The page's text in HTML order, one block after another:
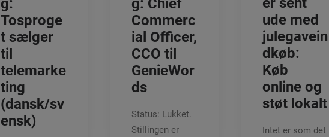
g:
Tosproge
t sælger
til
telemarke
ting
(dansk/sv
ensk)
g: Chief
Commerc
ial Officer,
CCO til
GenieWor
ds
Status: Lukket.
Stillingen er
ude med
julegavein
dkøb:
Køb
online og
støt lokalt
Intet er som det